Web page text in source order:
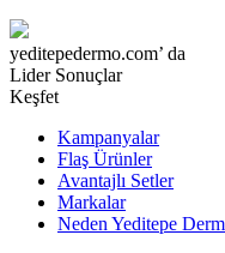
yeditepedermo.com’ da
Lider Sonuçlar
Keşfet
Kampanyalar
Flaş Ürünler
Avantajlı Setler
Markalar
Neden Yeditepe